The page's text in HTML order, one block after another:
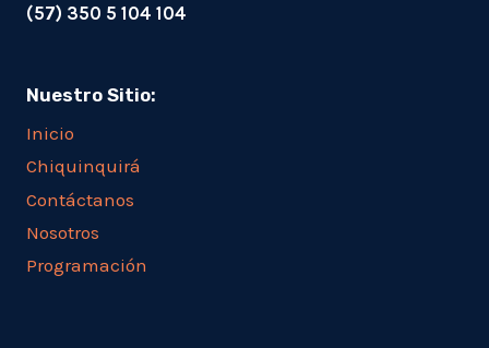
(57) 350 5 104 104
Nuestro Sitio:
Inicio
Chiquinquirá
Contáctanos
Nosotros
Programación